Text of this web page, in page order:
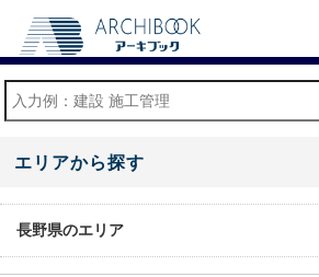
エリアから探す
長野県のエリア